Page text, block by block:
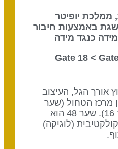
יופיטר
באמצעות חיבור
כנגד מידה
הגל, העיצוב
מרכז הטחול (שער
48) למרכז הגרון (שער 16). שער 48 הוא
(לוגיקה)